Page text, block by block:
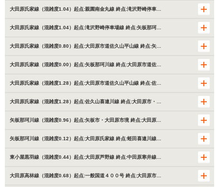
大田原氏家線（混雑度1.04）起点:親園南金丸線 終点:滝沢野崎停車…
大田原氏家線（混雑度1.04）起点:滝沢野崎停車場線 終点:矢板那珂…
大田原氏家線（混雑度0.80）起点:大田原市道佐久山平山線 終点:矢…
大田原氏家線（混雑度0.00）起点:矢板那珂川線 終点:大田原市道佐…
大田原氏家線（混雑度1.28）起点:大田原市道佐久山平山線 終点:佐…
大田原氏家線（混雑度1.28）起点:佐久山喜連川線 終点:大田原市・…
矢板那珂川線（混雑度0.96）起点:矢板市・大田原市境 終点:大田原…
矢板那珂川線（混雑度0.12）起点:大田原氏家線 終点:蛭田喜連川線…
東小屋黒羽線（混雑度0.44）起点:大田原芦野線 終点:中田原寒井線…
大田原高林線（混雑度0.68）起点:一般国道４００号 終点:大田原市…